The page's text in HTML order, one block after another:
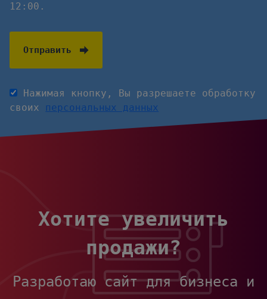
12:00.
Отправить
Нажимая кнопку, Вы разрешаете обработку
своих персональных данных
Хотите увеличить
продажи?
Разработаю сайт для бизнеса и